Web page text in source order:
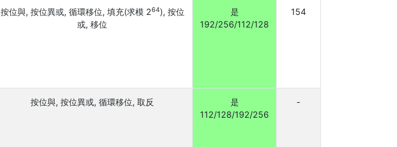
按位與, 按位異或, 循環移位, 填充(求模 264), 按位
或, 移位
是
192/256/112/128
154
按位與, 按位異或, 循環移位, 取反
是
112/128/192/256
-